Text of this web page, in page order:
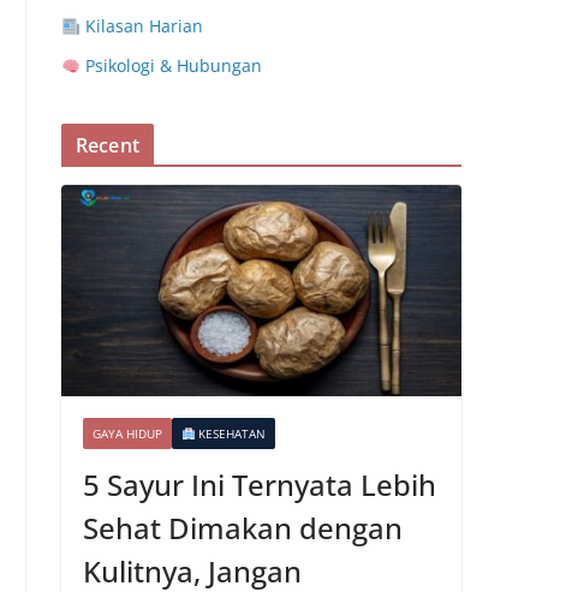
Kilasan Harian
Psikologi & Hubungan
Recent
GAYA HIDUP KESEHATAN
5 Sayur Ini Ternyata Lebih
Sehat Dimakan dengan
Kulitnya, Jangan